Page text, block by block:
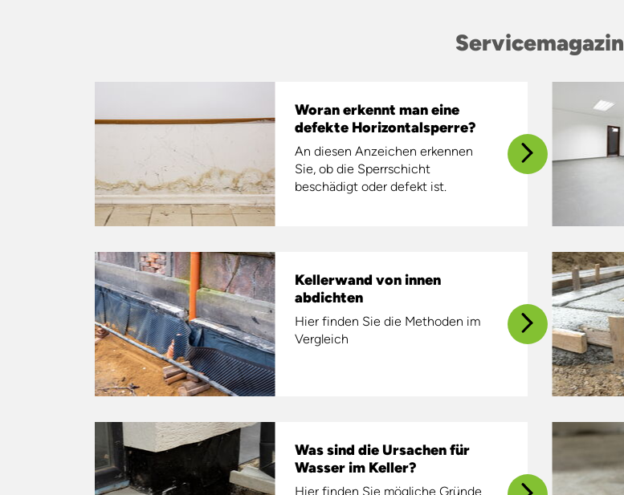
Servicemagazin
Woran erkennt man eine
defekte Horizontalsperre?
An diesen Anzeichen erkennen
Sie, ob die Sperrschicht
beschädigt oder defekt ist.
Kellerwand von innen
abdichten
Hier finden Sie die Methoden im
Vergleich
Was sind die Ursachen für
Wasser im Keller?
Hier finden Sie mögliche Gründe